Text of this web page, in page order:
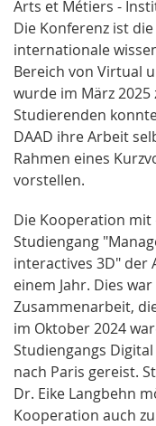
Arts et Métiers -
Die Konferenz ist
internationale
Bereich von Virtual
wurde im März
Studierenden
DAAD ihre Arbeit
Rahmen eines
vorstellen.
Die Kooperation
Studiengang
interactives 3D" der
einem Jahr. Dies
Zusammenarbeit,
im Oktober 2024
Studiengangs
nach Paris gereist.
Dr. Eike Langbehn
Kooperation auch